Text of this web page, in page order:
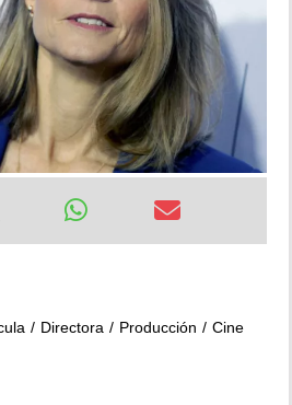
Directora Producción
Cine